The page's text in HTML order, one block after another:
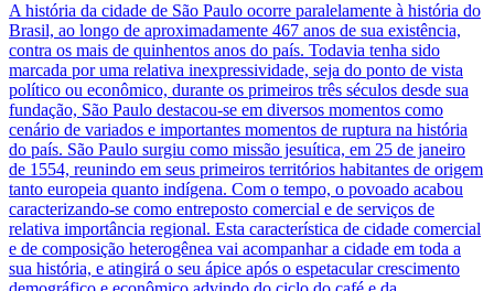
A história da cidade de São Paulo ocorre paralelamente à história do
Brasil, ao longo de aproximadamente 467 anos de sua existência,
contra os mais de quinhentos anos do país. Todavia tenha sido
marcada por uma relativa inexpressividade, seja do ponto de vista
político ou econômico, durante os primeiros três séculos desde sua
fundação, São Paulo destacou-se em diversos momentos como
cenário de variados e importantes momentos de ruptura na história
do país. São Paulo surgiu como missão jesuítica, em 25 de janeiro
de 1554, reunindo em seus primeiros territórios habitantes de origem
tanto europeia quanto indígena. Com o tempo, o povoado acabou
caracterizando-se como entreposto comercial e de serviços de
relativa importância regional. Esta característica de cidade comercial
e de composição heterogênea vai acompanhar a cidade em toda a
sua história, e atingirá o seu ápice após o espetacular crescimento